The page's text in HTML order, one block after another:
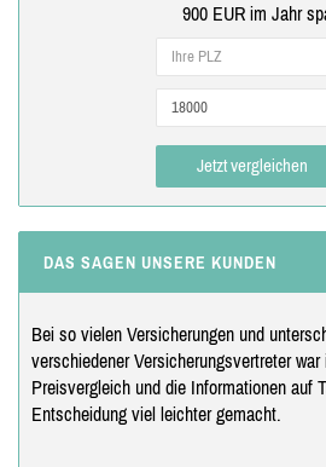
900 EUR im Jahr
Jetzt vergleichen
DAS SAGEN UNSERE KUNDEN
Bei so vielen Versicherungen und
verschiedener Versicherungsvertreter
Preisvergleich und die Informationen auf
Entscheidung viel leichter gemacht.